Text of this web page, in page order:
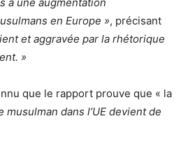
en Europe », précisant
et aggravée par la rhétorique
»
que le rapport prouve que « la
musulman dans l’UE devient de